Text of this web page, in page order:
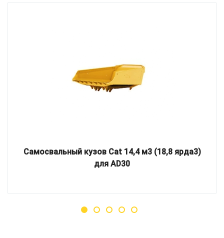
Самосвальный кузов Cat 14,4 м3 (18,8 ярда3)
для AD30